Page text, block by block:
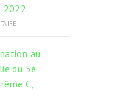
au
du 5è
C,